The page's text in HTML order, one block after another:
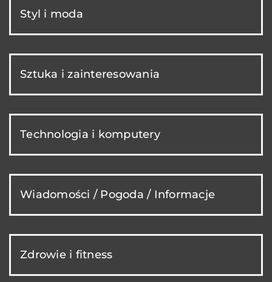
Styl i moda
Sztuka i zainteresowania
Technologia i komputery
Wiadomości / Pogoda / Informacje
Zdrowie i fitness